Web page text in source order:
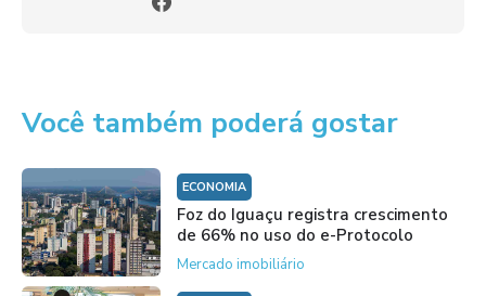
Você também poderá gostar
ECONOMIA
Foz do Iguaçu registra crescimento
de 66% no uso do e-Protocolo
Mercado imobiliário